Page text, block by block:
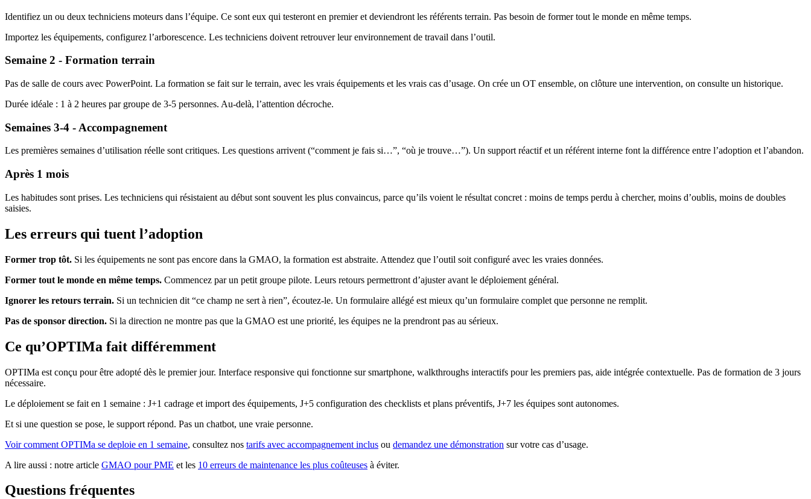
Identifiez un ou deux techniciens moteurs dans l’équipe. Ce sont eux qui testeront en premier et deviendront les référents terrain. Pas besoin de former tout le monde en même temps.
Importez les équipements, configurez l’arborescence. Les techniciens doivent retrouver leur environnement de travail dans l’outil.
Semaine 2 - Formation terrain
Pas de salle de cours avec PowerPoint. La formation se fait sur le terrain, avec les vrais équipements et les vrais cas d’usage. On crée un OT ensemble, on clôture une intervention, on consulte un historique.
Durée idéale : 1 à 2 heures par groupe de 3-5 personnes. Au-delà, l’attention décroche.
Semaines 3-4 - Accompagnement
Les premières semaines d’utilisation réelle sont critiques. Les questions arrivent (“comment je fais si…”, “où je trouve…”). Un support réactif et un référent interne font la différence entre l’adoption et l’abandon.
Après 1 mois
Les habitudes sont prises. Les techniciens qui résistaient au début sont souvent les plus convaincus, parce qu’ils voient le résultat concret : moins de temps perdu à chercher, moins d’oublis, moins de doubles
saisies.
Les erreurs qui tuent l’adoption
Former trop tôt. Si les équipements ne sont pas encore dans la GMAO, la formation est abstraite. Attendez que l’outil soit configuré avec les vraies données.
Former tout le monde en même temps. Commencez par un petit groupe pilote. Leurs retours permettront d’ajuster avant le déploiement général.
Ignorer les retours terrain. Si un technicien dit “ce champ ne sert à rien”, écoutez-le. Un formulaire allégé est mieux qu’un formulaire complet que personne ne remplit.
Pas de sponsor direction. Si la direction ne montre pas que la GMAO est une priorité, les équipes ne la prendront pas au sérieux.
Ce qu’OPTIMa fait différemment
OPTIMa est conçu pour être adopté dès le premier jour. Interface responsive qui fonctionne sur smartphone, walkthroughs interactifs pour les premiers pas, aide intégrée contextuelle. Pas de formation de 3 jours
nécessaire.
Le déploiement se fait en 1 semaine : J+1 cadrage et import des équipements, J+5 configuration des checklists et plans préventifs, J+7 les équipes sont autonomes.
Et si une question se pose, le support répond. Pas un chatbot, une vraie personne.
Voir comment OPTIMa se deploie en 1 semaine, consultez nos tarifs avec accompagnement inclus ou demandez une démonstration sur votre cas d’usage.
A lire aussi : notre article GMAO pour PME et les 10 erreurs de maintenance les plus coûteuses à éviter.
Questions fréquentes